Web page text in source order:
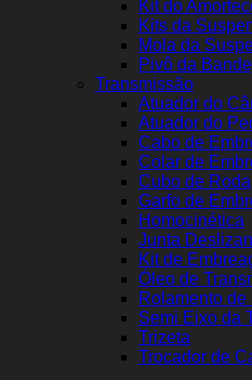
Kit do
Kits da
Mola da
Pivô da
Transmissão
Atuador do
Atuador do
Cabo de
Colar de
Cubo de Roda
Garfo de
Homocinética
Junta
Kit de
Óleo de
Rolamento de
Semi Eixo da
Trizeta
Trocador de